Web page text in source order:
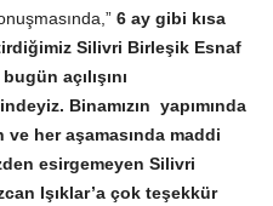
6 ay gibi kısa
Silivri Birleşik Esnaf
açılışını
Binamızın yapımında
her aşamasında maddi
esirgemeyen Silivri
Işıklar’a çok teşekkür